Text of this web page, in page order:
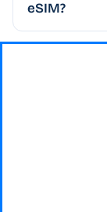
eSIM?